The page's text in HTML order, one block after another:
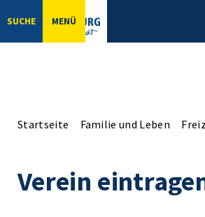
SUCHE MENÜ
Startseite Familie und Leben
Verein